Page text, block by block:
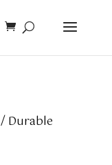
/ Durable